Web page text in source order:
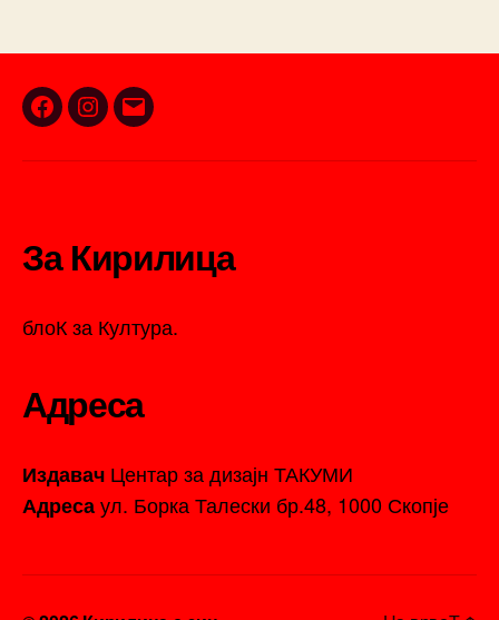
Facebook
Instagram
Email
За Кирилица
блоК за Култура.
Адреса
Издавач Центар за дизајн ТАКУМИ
Адресаул. Борка Талески бр.48, 1000 Скопје